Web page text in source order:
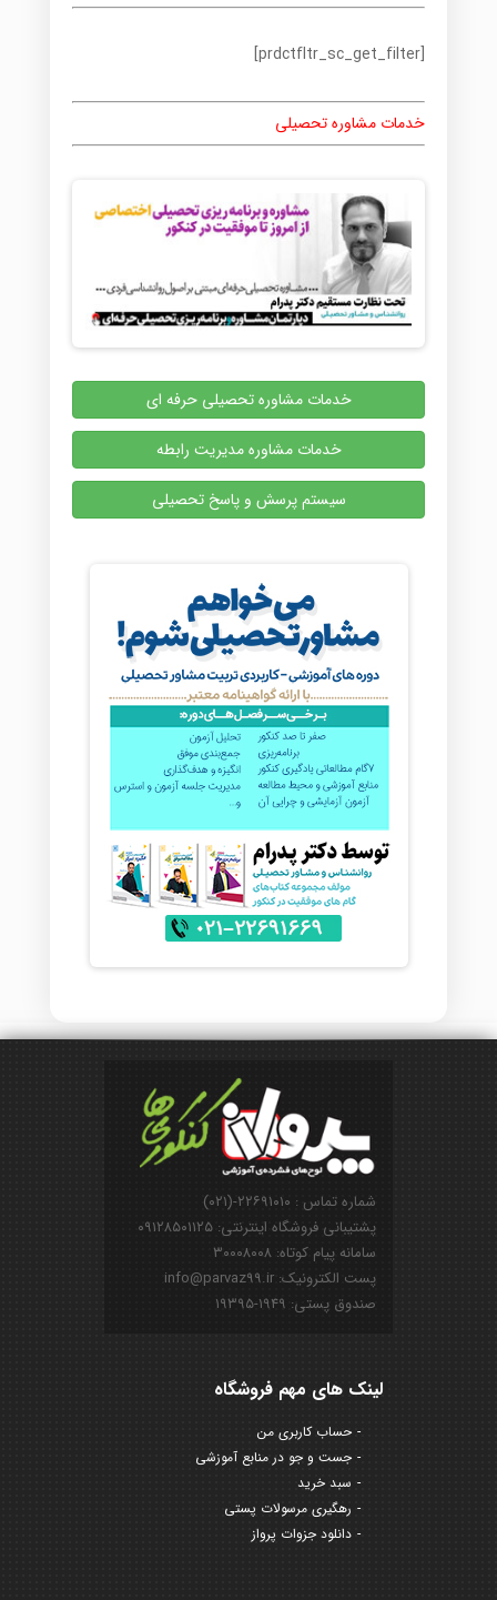
[prdctfltr_sc_get_filter]
خدمات مشاوره تحصیلی
خدمات مشاوره تحصیلی حرفه ای
خدمات مشاوره مدیریت رابطه
سیستم پرسش و پاسخ تحصیلی
شماره تماس : ۲۲۶۹۱۰۱۰-(۰۲۱)
پشتیبانی فروشگاه اینترنتی: ۰۹۱۲۸۵۰۱۱۲۵
سامانه پیام کوتاه: ۳۰۰۰۸۰۰۸
پست الکترونیک: info@parvaz99.ir
صندوق پستی: ۱۹۴۹-۱۹۳۹۵
لینک های مهم فروشگاه
حساب کاربری من
جست و جو در منابع آموزشی
سبد خرید
رهگیری مرسولات پستی
دانلود جزوات پرواز